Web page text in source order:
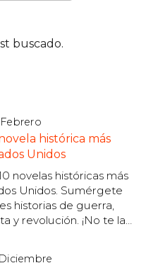
buscado.
histórica más
Unidos
novelas históricas más
Unidos. Sumérgete
historias de guerra,
y revolución. ¡No te las